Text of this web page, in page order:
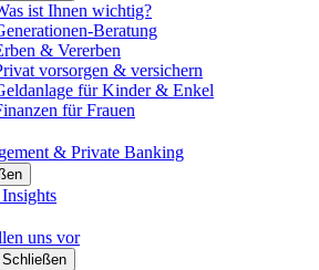
ist Ihnen wichtig?
Beratung
& Vererben
vorsorgen & versichern
für Kinder & Enkel
für Frauen
& Private Banking
uns vor
Schließen